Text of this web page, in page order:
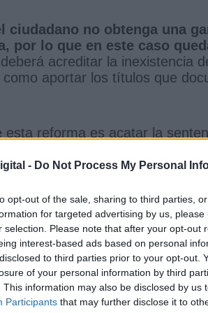
- Do Not Process My Personal
opt-out of the sale, sharing to third parties,
for targeted advertising by us,
selection. Please note that after your opt-out
interest-based ads based on personal
to third parties prior to your opt-out.
of your personal information by third
This information may also be disclosed by us
Participants that may further disclose it to
ciudadano no obtenga una
por lo que en este caso
acreditar la inexistencia
aportar los títulos que
reforma es acatar la
el Alto Tribunal, pues este
de este impuesto que, en
de la base imponible
los valores reales de los